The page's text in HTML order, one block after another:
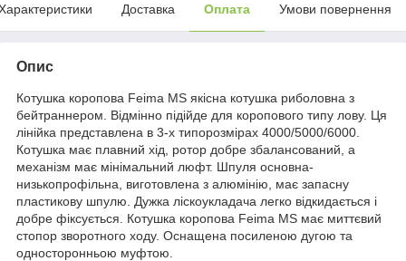
Доставка Оплата Умови повернення
Опис
Котушка коропова Feima MS якісна котушка риболовна з
бейтраннером. Відмінно підійде для коропового типу лову. Ця
лінійка представлена в 3-х типорозмірах 4000/5000/6000.
Котушка має плавний хід, ротор добре збалансований, а
механізм має мінімальний люфт. Шпуля основна-
низькопрофільна, виготовлена з алюмінію, має запасну
пластикову шпулю. Дужка ліскоукладача легко відкидається і
добре фіксується. Котушка коропова Feima MS має миттєвий
стопор зворотного ходу. Оснащена посиленою дугою та
односторонньою муфтою.